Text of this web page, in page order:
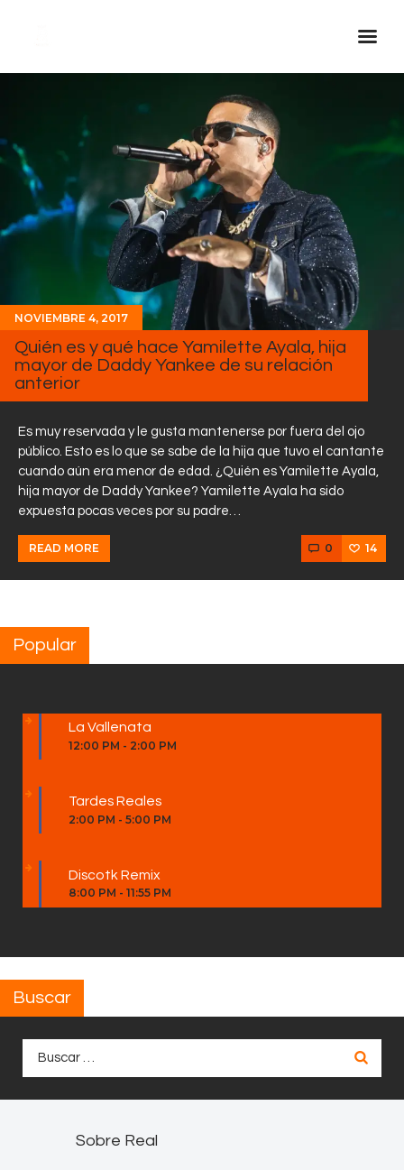
Inicio Real FM
Streaming
Descarga La APP
Programas
Noticias
Equipo
Sobre Nosotros
Contactos
NOVIEMBRE 4, 2017
Quién es y qué hace Yamilette Ayala, hija
mayor de Daddy Yankee de su relación
anterior
Es muy reservada y le gusta mantenerse por fuera del ojo
público. Esto es lo que se sabe de la hija que tuvo el cantante
cuando aún era menor de edad. ¿Quién es Yamilette Ayala,
hija mayor de Daddy Yankee? Yamilette Ayala ha sido
expuesta pocas veces por su padre…
READ MORE 0 14
Popular
La Vallenata
12:00 PM - 2:00 PM
Tardes Reales
2:00 PM - 5:00 PM
Discotk Remix
8:00 PM - 11:55 PM
Buscar
Sobre Real